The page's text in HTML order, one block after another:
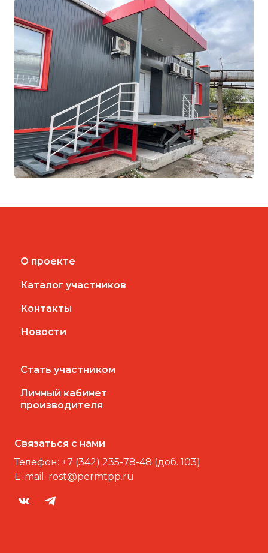
О проекте
Каталог участников
Контакты
Новости
Стать участником
Личный кабинет
производителя
Связаться с нами
Телефон: +7 (342) 235-78-48 (доб. 103)
E-mail: rost@permtpp.ru